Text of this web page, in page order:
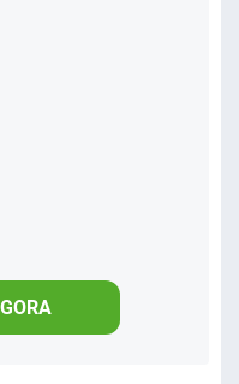
É NOSSO MAIOR